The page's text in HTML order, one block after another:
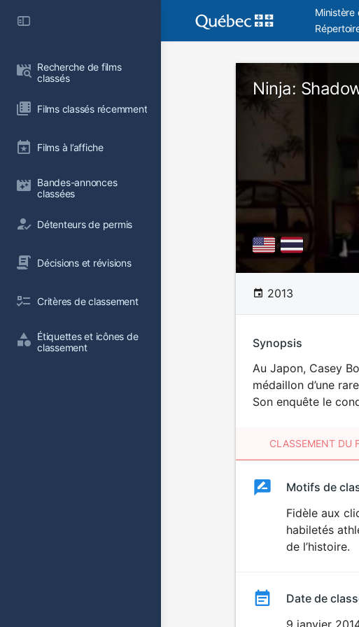
Recherche de films
classés
Films classés récemment
Films à l’affiche
Bandes-annonces
classées
Détenteurs de permis
Décisions et révisions
Critères de classement
Étiquettes et icônes de
classement
Ministère
Ninja:
2013
Synopsis
Au Japon, Casey
médaillon d’une
Son enquête le
CLASSEMENT DU
ClassementClassement
Motifs de
Fidèle aux
habiletés
de l’histoire.
Date de
9 janvier